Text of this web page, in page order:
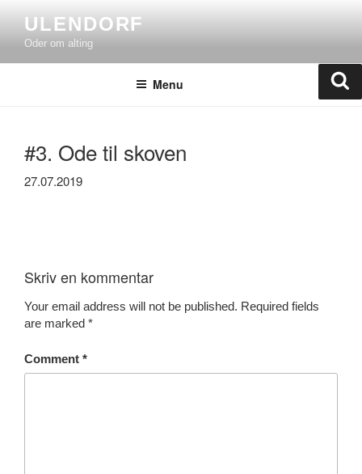
content
ULENDORF
Oder om alting
Menu
#3. Ode til skoven
27.07.2019
Skriv en kommentar
Your email address will not be published. Required fields
are marked *
Comment *